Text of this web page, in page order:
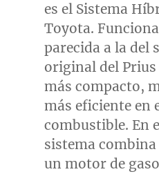
es el Sistema
Toyota.
parecida a la del
original del Prius
más compacto,
más eficiente en
combustible. En
sistema
un motor de